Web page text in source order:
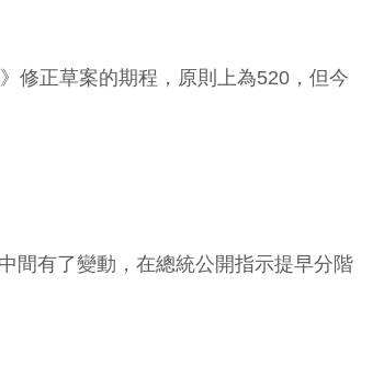
修正草案的期程，原則上為520，但今
間有了變動，在總統公開指示提早分階